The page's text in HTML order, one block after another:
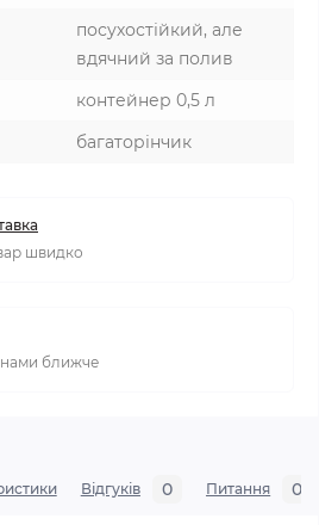
посухостійкий, але
вдячний за полив
контейнер 0,5 л
багаторінчик
швидко
ближче
Відгуків 0 Питання 0